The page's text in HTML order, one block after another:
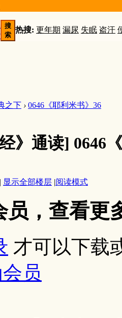
搜
索
热搜: 更年期 漏尿 失眠 盗汗
之下 › 0646《耶利米书》36
》通读] 0646
| 显示全部楼层 |阅读模式
员，查看更
才可以下载
员